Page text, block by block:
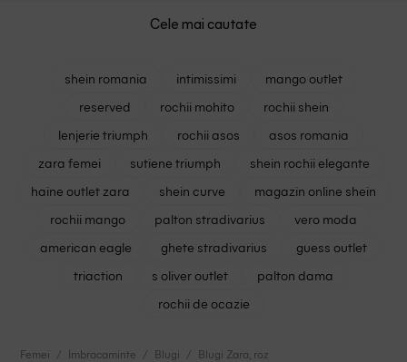
Cele mai cautate
shein romania intimissimi
mango outlet
reserved
rochii mohito
rochii shein
lenjerie triumph
rochii asos
asos romania
zara femei
sutiene triumph
shein rochii elegante
haine outlet zara
shein curve
magazin online shein
rochii mango
palton stradivarius
vero moda
american eagle
ghete stradivarius
guess outlet
triaction
s oliver outlet
palton dama
rochii de ocazie
Femei Imbracaminte Blugi Blugi Zara, roz